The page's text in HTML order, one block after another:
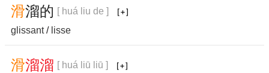
滑溜的 [ huá liu de ]
glissant/ lisse
滑溜溜 [ huá liū liū ]